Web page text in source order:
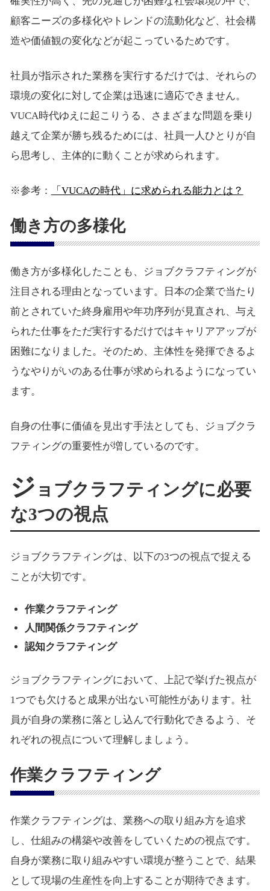
顧客ニーズの多様化やトレンドの流動化など、社会構
造や価値観の変化などが起こっているためです。
社員が指示された業務を実行するだけでは、それらの
環境の変化に対して企業は迅速に適応できません。
VUCA時代ゆえに起こりうる、さまざまな問題を乗り
越えて企業が勝ち残るためには、社員一人ひとりが自
ら思考し、主体的に動くことが求められます。
※参考： 「VUCAの時代」に求められる能力とは？
働き方の多様化
働き方が多様化したことも、ジョブクラフティングが
注目される理由となっています。日本の企業で当たり
前とされていた終身雇用や年功序列が見直され、与え
られた仕事をただ実行するだけではキャリアアップが
困難になりました。そのため、主体性を発揮できるよ
うなやりがいのある仕事が求められるようになってい
ます。
自身の仕事に価値を見出す手法としても、ジョブクラ
フティングの重要性が増しているのです。
ジ ョブクラフティングに必要
な3つの視点
ジョブクラフティングは、以下の3つの視点で捉える
ことが大切です。
作業クラフティング
人間関係クラフティング
認知クラフティング
ジョブクラフティングにおいて、上記で挙げた視点が
1つでも欠けると成果が出ない可能性があります。社
員が自身の業務に落とし込んで行動化できるよう、そ
れぞれの視点について理解しましょう。
作業クラフティング
作業クラフティングは、業務への取り組み方を追求
し、仕組みの構築や改善をしていくための視点です。
自身が業務に取り組みやすい環境が整うことで、結果
として現場の生産性を向上することが期待できます。